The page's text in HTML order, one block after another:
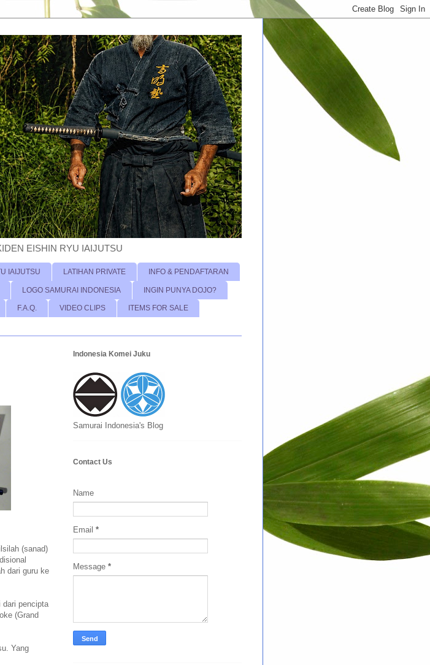
EISHIN RYU IAIJUTSU
IAIJUTSU LATIHAN PRIVATE INFO & PENDAFTARAN
LOGO SAMURAI INDONESIA INGIN PUNYA DOJO?
F.A.Q. VIDEO CLIPS ITEMS FOR SALE
(sanad)
dari guru ke
pencipta
(Grand
Yang
Indonesia Komei Juku
Samurai Indonesia's Blog
Contact Us
Name
Email *
Message *